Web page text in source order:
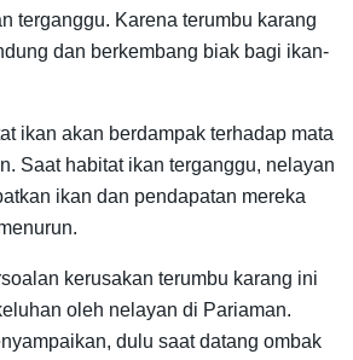
terganggu. Karena terumbu karang
dan berkembang biak bagi ikan-
ikan akan berdampak terhadap mata
Saat habitat ikan terganggu, nelayan
ikan dan pendapatan mereka
kerusakan terumbu karang ini
oleh nelayan di Pariaman.
dulu saat datang ombak